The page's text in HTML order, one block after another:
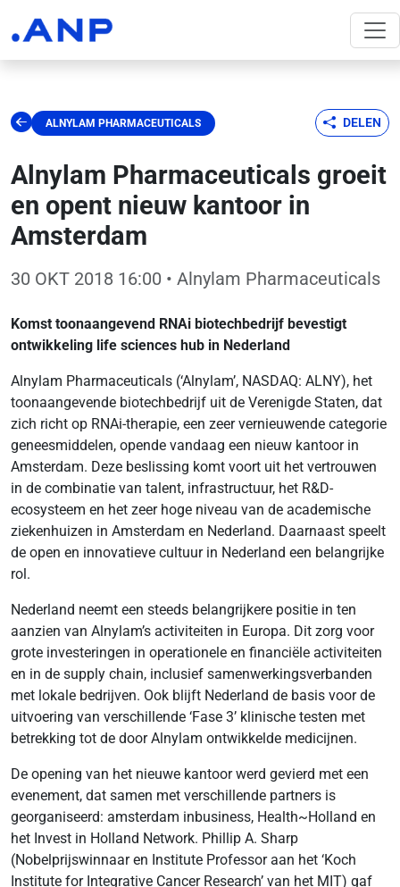
ALNYLAM PHARMACEUTICALS DELEN
Alnylam Pharmaceuticals groeit
en opent nieuw kantoor in
Amsterdam
30 OKT 2018 16:00 • Alnylam Pharmaceuticals
Komst toonaangevend RNAi biotechbedrijf bevestigt
ontwikkeling life sciences hub in Nederland
Alnylam Pharmaceuticals (‘Alnylam’, NASDAQ: ALNY), het
toonaangevende biotechbedrijf uit de Verenigde Staten, dat
zich richt op RNAi-therapie, een zeer vernieuwende categorie
geneesmiddelen, opende vandaag een nieuw kantoor in
Amsterdam. Deze beslissing komt voort uit het vertrouwen
in de combinatie van talent, infrastructuur, het R&D-
ecosysteem en het zeer hoge niveau van de academische
ziekenhuizen in Amsterdam en Nederland. Daarnaast speelt
de open en innovatieve cultuur in Nederland een belangrijke
rol.
Nederland neemt een steeds belangrijkere positie in ten
aanzien van Alnylam’s activiteiten in Europa. Dit zorg voor
grote investeringen in operationele en financiële activiteiten
en in de supply chain, inclusief samenwerkingsverbanden
met lokale bedrijven. Ook blijft Nederland de basis voor de
uitvoering van verschillende ‘Fase 3’ klinische testen met
betrekking tot de door Alnylam ontwikkelde medicijnen.
De opening van het nieuwe kantoor werd gevierd met een
evenement, dat samen met verschillende partners is
georganiseerd: amsterdam inbusiness, Health~Holland en
het Invest in Holland Network. Phillip A. Sharp
(Nobelprijswinnaar en Institute Professor aan het ‘Koch
Institute for Integrative Cancer Research’ van het MIT) gaf